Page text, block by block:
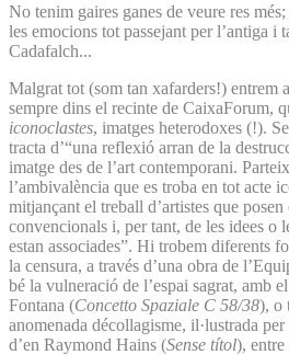
No tenim gaires ganes de veure res
les emocions tot passejant per l’antiga i
Cadafalch...
Malgrat tot (som tan xafarders!) entrem
sempre dins el recinte de CaixaForum,
iconoclastes, imatges heterodoxes (!).
tracta d’“una reflexió arran de la
imatge des de l’art contemporani.
l’ambivalència que es troba en tot acte
mitjançant el treball d’artistes que posen
convencionals i, per tant, de les idees o
estan associades”. Hi trobem diferents
la censura, a través d’una obra de
bé la vulneració de l’espai sagrat, amb
Fontana (Concetto Spaziale C 58/38), o
anomenada décollagisme, il·lustrada
d’en Raymond Hains (Sense títol), entre